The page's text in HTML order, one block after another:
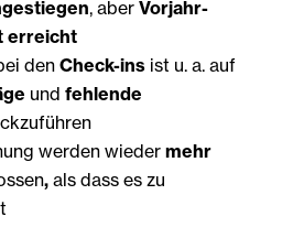
, aber Vorjahr-
erreicht
den Check-ins ist u. a. auf
und fehlende
werden wieder mehr
, als dass es zu